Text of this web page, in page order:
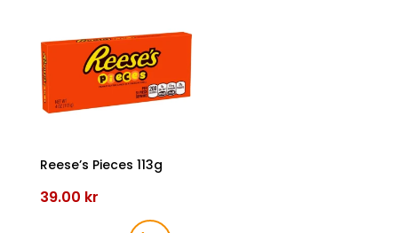
Reese’s Pieces 113g
39.00 kr